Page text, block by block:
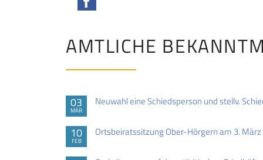
AMTLICHE
03
MÄR
Neuwahl eine Schiedsperson und stellv.
10
FEB
Ortsbeiratssitzung Ober-Hörgern am 3.